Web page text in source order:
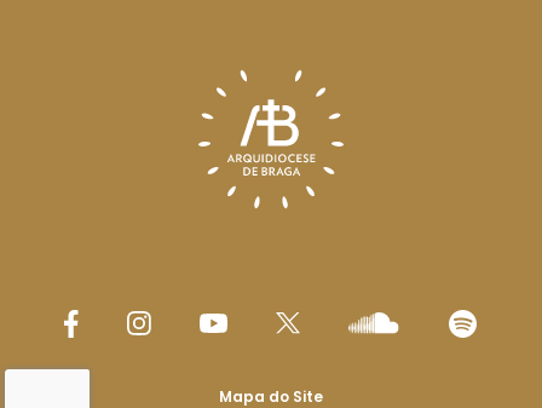
Mapa do Site